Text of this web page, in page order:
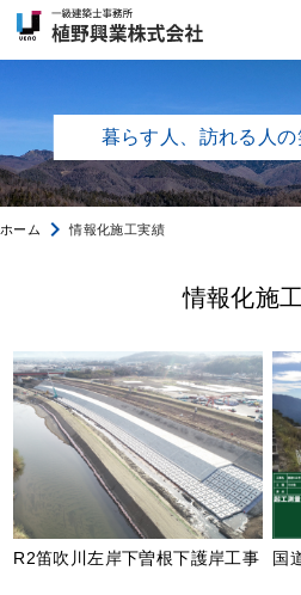
暮らす人、訪れる人
ホーム navigate_next情報化施工実績
情報化施
R2笛吹川左岸下曽根下護岸工事 国